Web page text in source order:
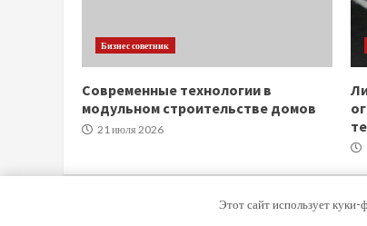
Бизнес советник
Современные технологии в
модульном строительстве домов
21 июля 2026
Этот сайт использует